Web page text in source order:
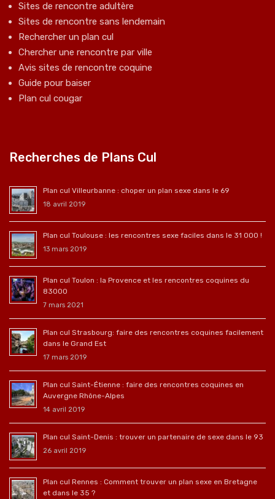
Sites de rencontre adultère
Sites de rencontre sans lendemain
Rechercher un plan cul
Chercher une rencontre par ville
Avis sites de rencontre coquine
Guide pour baiser
Plan cul cougar
Recherches de Plans Cul
Plan cul Villeurbanne : choper un plan sexe dans le 69
18 avril 2019
Plan cul Toulouse : les rencontres sexe faciles dans le 31 000 !
13 mars 2019
Plan cul Toulon : la Provence et les rencontres coquines du
83000
7 mars 2021
Plan cul Strasbourg: faire des rencontres coquines facilement
dans le Grand Est
17 mars 2019
Plan cul Saint-Étienne : faire des rencontres coquines en
Auvergne Rhône-Alpes
14 avril 2019
Plan cul Saint-Denis : trouver un partenaire de sexe dans le 93
26 avril 2019
Plan cul Rennes : Comment trouver un plan sexe en Bretagne
et dans le 35 ?